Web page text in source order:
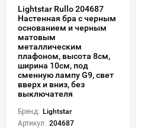
Lightstar Rullo 204687
Настенная бра с черным
основанием и черным
матовым
металлическим
плафоном, высота 8см,
ширина 10см, под
сменную лампу G9, свет
вверх и вниз, без
выключателя
Бренд: Lightstar
Артикул: 204687